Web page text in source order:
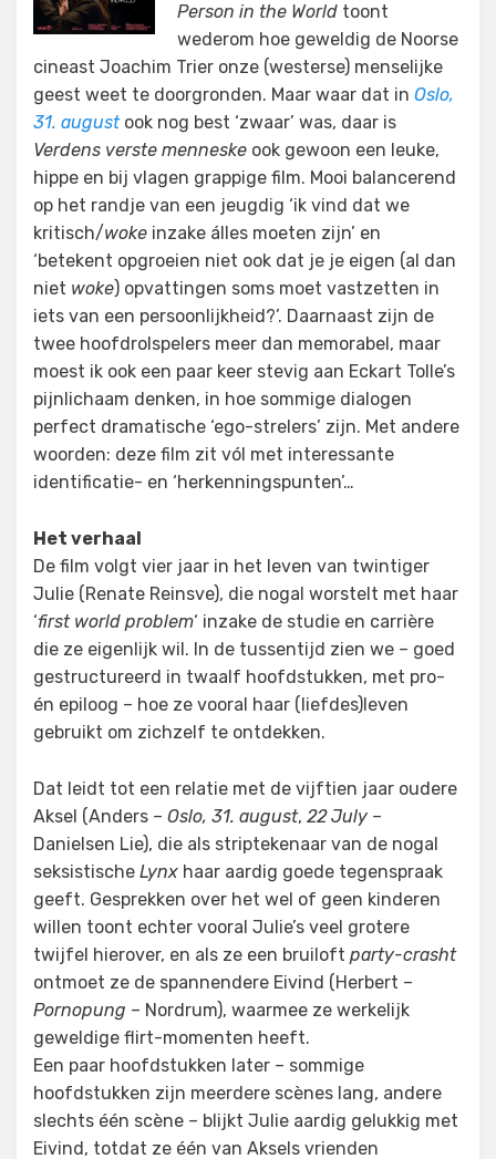
Person in the World toont
wederom hoe geweldig de Noorse
cineast Joachim Trier onze (westerse) menselijke
geest weet te doorgronden. Maar waar dat in Oslo,
31. augustook nog best ‘zwaar’ was, daar is
Verdens verste menneske ook gewoon een leuke,
hippe en bij vlagen grappige film. Mooi balancerend
op het randje van een jeugdig ‘ik vind dat we
kritisch/woke inzake álles moeten zijn’ en
‘betekent opgroeien niet ook dat je je eigen (al dan
niet woke) opvattingen soms moet vastzetten in
iets van een persoonlijkheid?’. Daarnaast zijn de
twee hoofdrolspelers meer dan memorabel, maar
moest ik ook een paar keer stevig aan Eckart Tolle’s
pijnlichaam denken, in hoe sommige dialogen
perfect dramatische ‘ego-strelers’ zijn. Met andere
woorden: deze film zit vól met interessante
identificatie- en ‘herkenningspunten’…
Het verhaal
De film volgt vier jaar in het leven van twintiger
Julie (Renate Reinsve), die nogal worstelt met haar
‘first world problem‘ inzake de studie en carrière
die ze eigenlijk wil. In de tussentijd zien we – goed
gestructureerd in twaalf hoofdstukken, met pro-
én epiloog – hoe ze vooral haar (liefdes)leven
gebruikt om zichzelf te ontdekken.
Dat leidt tot een relatie met de vijftien jaar oudere
Aksel (Anders – Oslo, 31. august, 22 July –
Danielsen Lie), die als striptekenaar van de nogal
seksistische Lynx haar aardig goede tegenspraak
geeft. Gesprekken over het wel of geen kinderen
willen toont echter vooral Julie’s veel grotere
twijfel hierover, en als ze een bruiloft party-crasht
ontmoet ze de spannendere Eivind (Herbert –
Pornopung – Nordrum), waarmee ze werkelijk
geweldige flirt-momenten heeft.
Een paar hoofdstukken later – sommige
hoofdstukken zijn meerdere scènes lang, andere
slechts één scène – blijkt Julie aardig gelukkig met
Eivind, totdat ze één van Aksels vrienden